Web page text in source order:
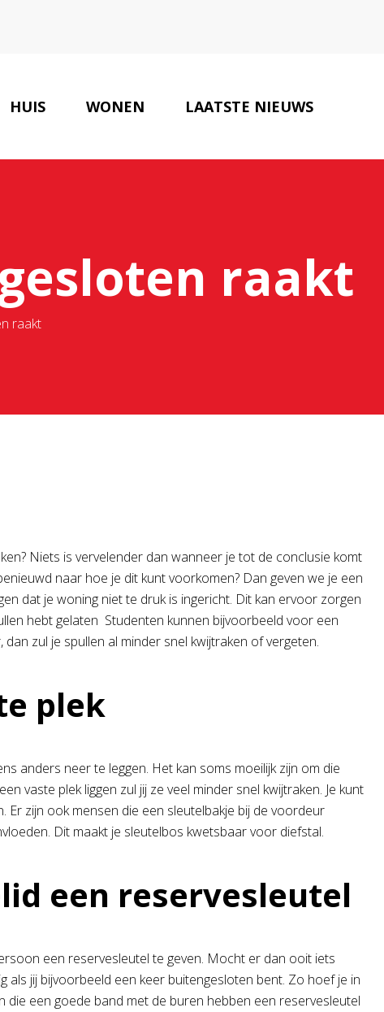
HUIS WONEN LAATSTE NIEUWS
raakt
raakt
Niets is vervelender dan wanneer je tot de conclusie komt
naar hoe je dit kunt voorkomen? Dan geven we je een
dat je woning niet te druk is ingericht. Dit kan ervoor zorgen
hebt gelaten Studenten kunnen bijvoorbeeld voor een
zul je spullen al minder snel kwijtraken of vergeten.
plek
anders neer te leggen. Het kan soms moeilijk zijn om die
vaste plek liggen zul jij ze veel minder snel kwijtraken. Je kunt
zijn ook mensen die een sleutelbakje bij de voordeur
Dit maakt je sleutelbos kwetsbaar voor diefstal.
een reservesleutel
een reservesleutel te geven. Mocht er dan ooit iets
jij bijvoorbeeld een keer buitengesloten bent. Zo hoef je in
die een goede band met de buren hebben een reservesleutel